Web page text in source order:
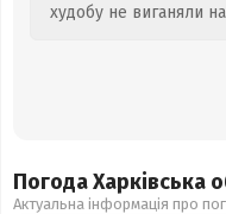
худобу не виганяли
Погода Харківська
Актуальна інформація про